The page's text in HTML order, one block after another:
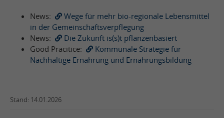
News:
Wege für mehr bio-regionale Lebensmittel
in der Gemeinschaftsverpflegung
News:
Die Zukunft is(s)t pflanzenbasiert
Good Pracitice:
Kommunale Strategie für
Nachhaltige Ernährung und Ernährungsbildung
Stand: 14.01.2026